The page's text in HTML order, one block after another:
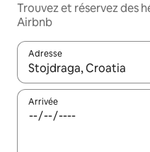
Trouvez et réservez des
Airbnb
Adresse
Lorsque les résultats
Arrivée